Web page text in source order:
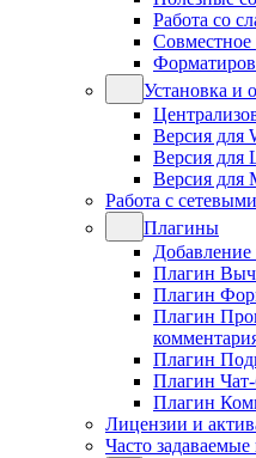
Работа со
Совместное
Установка и
Версия для
Версия для
Версия для
Работа с
Плагины
Добавление
Плагин
Плагин
Плагин
Плагин
Плагин
Плагин
Лицензии и
Часто